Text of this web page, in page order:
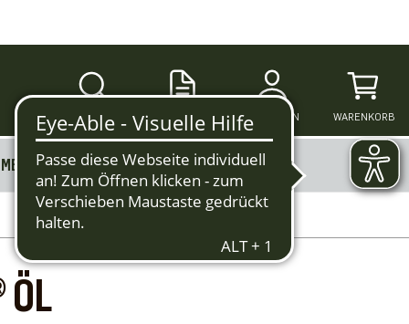
SUCHE MERKZETTEL ANMELDEN WARENKORB
MEHR
ÖL